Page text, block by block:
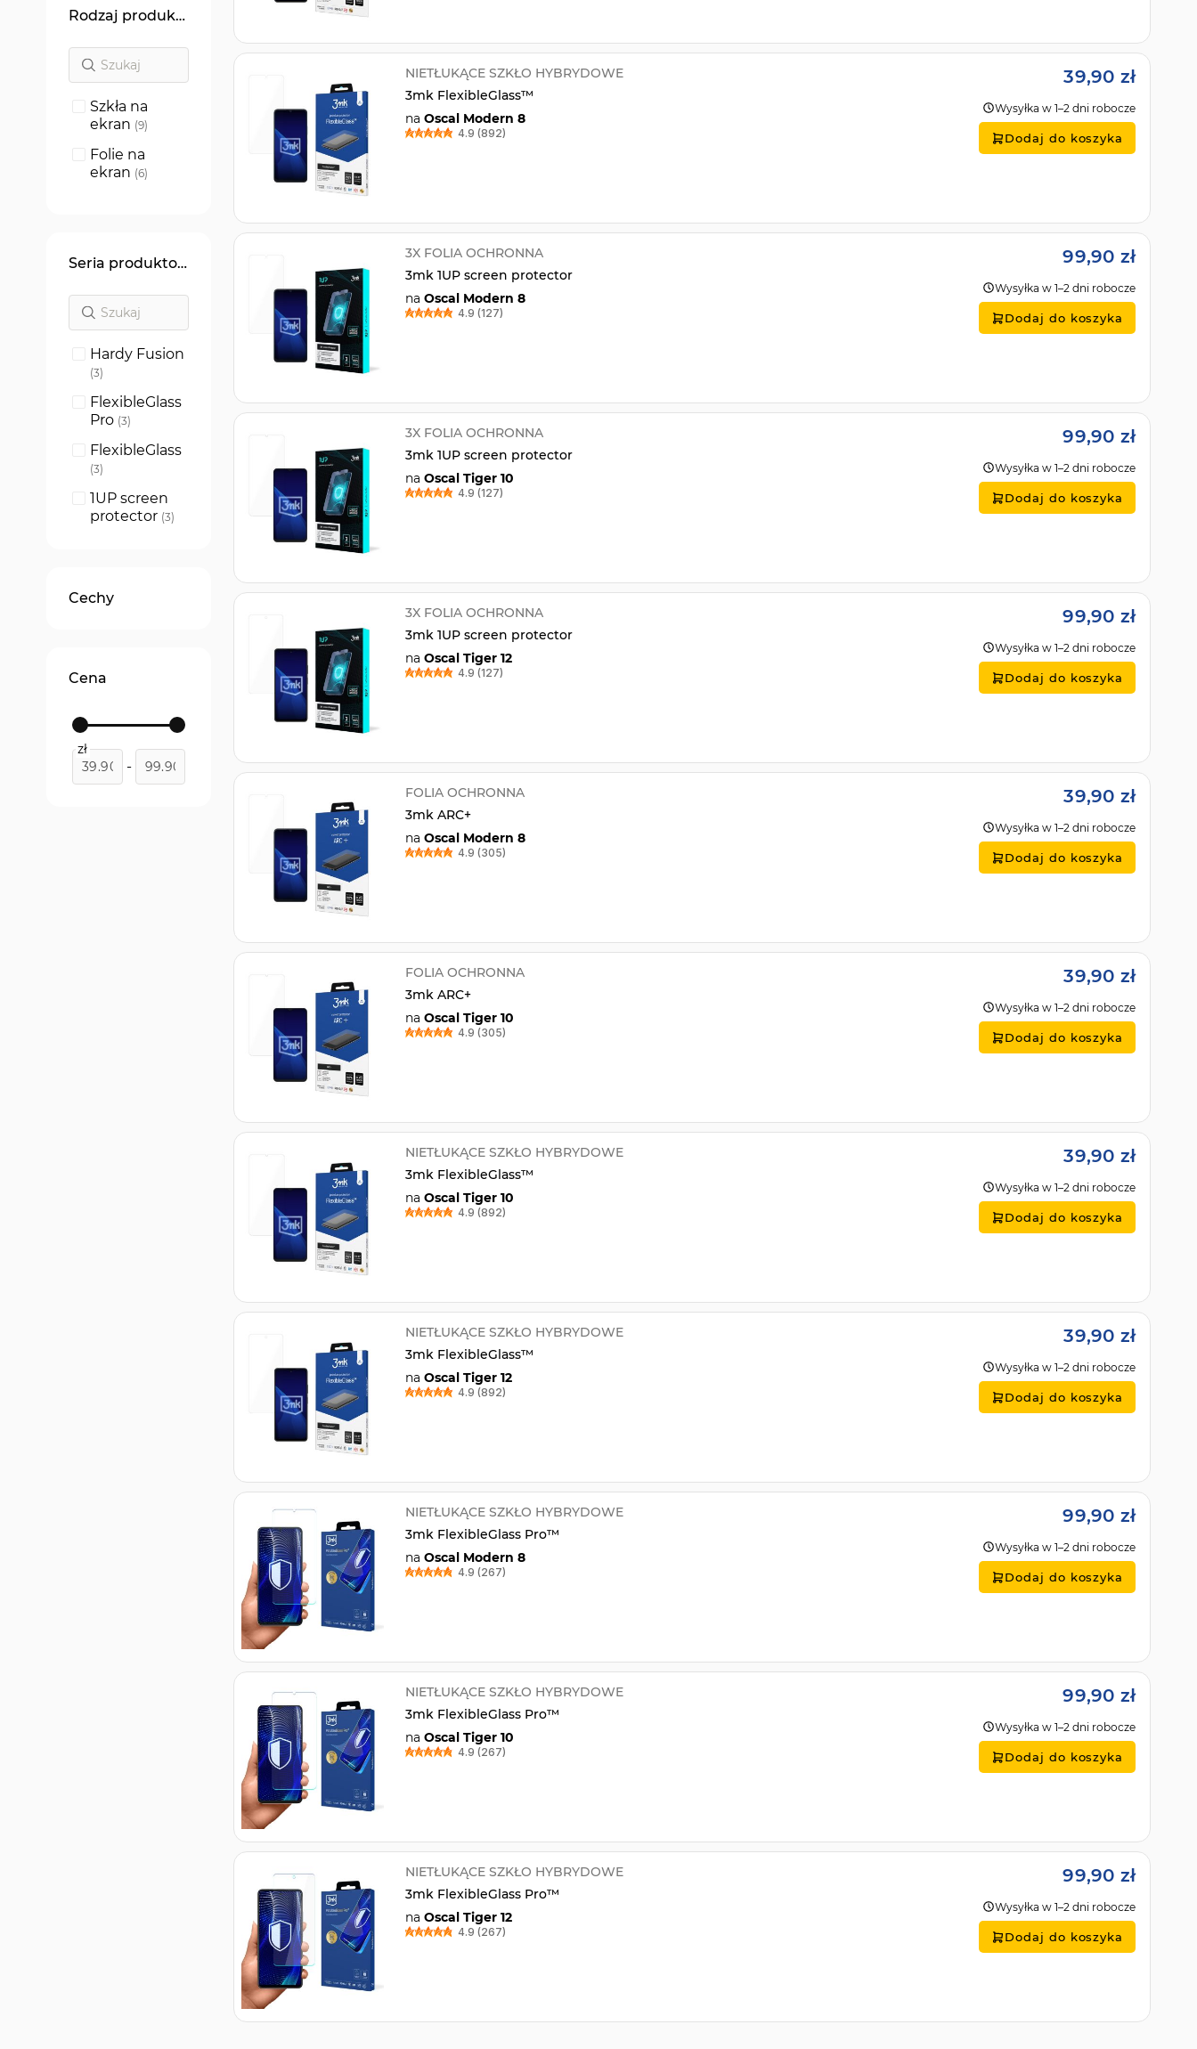
NIETŁUKĄCE SZKŁO HYBRYDOWE
3mk FlexibleGlass™
na Oscal Modern 8
4.9 (892)
39,90 zł
Wysyłka w 1–2 dni robocze
Dodaj do koszyka
3X FOLIA OCHRONNA
3mk 1UP screen protector
na Oscal Modern 8
4.9 (127)
99,90 zł
Wysyłka w 1–2 dni robocze
Dodaj do koszyka
3X FOLIA OCHRONNA
3mk 1UP screen protector
na Oscal Tiger 10
4.9 (127)
99,90 zł
Wysyłka w 1–2 dni robocze
Dodaj do koszyka
3X FOLIA OCHRONNA
3mk 1UP screen protector
na Oscal Tiger 12
4.9 (127)
99,90 zł
Wysyłka w 1–2 dni robocze
Dodaj do koszyka
FOLIA OCHRONNA
3mk ARC+
na Oscal Modern 8
4.9 (305)
39,90 zł
Wysyłka w 1–2 dni robocze
Dodaj do koszyka
FOLIA OCHRONNA
3mk ARC+
na Oscal Tiger 10
4.9 (305)
39,90 zł
Wysyłka w 1–2 dni robocze
Dodaj do koszyka
NIETŁUKĄCE SZKŁO HYBRYDOWE
3mk FlexibleGlass™
na Oscal Tiger 10
4.9 (892)
39,90 zł
Wysyłka w 1–2 dni robocze
Dodaj do koszyka
NIETŁUKĄCE SZKŁO HYBRYDOWE
3mk FlexibleGlass™
na Oscal Tiger 12
4.9 (892)
39,90 zł
Wysyłka w 1–2 dni robocze
Dodaj do koszyka
NIETŁUKĄCE SZKŁO HYBRYDOWE
3mk FlexibleGlass Pro™
na Oscal Modern 8
4.9 (267)
99,90 zł
Wysyłka w 1–2 dni robocze
Dodaj do koszyka
NIETŁUKĄCE SZKŁO HYBRYDOWE
3mk FlexibleGlass Pro™
na Oscal Tiger 10
4.9 (267)
99,90 zł
Wysyłka w 1–2 dni robocze
Dodaj do koszyka
NIETŁUKĄCE SZKŁO HYBRYDOWE
3mk FlexibleGlass Pro™
na Oscal Tiger 12
4.9 (267)
99,90 zł
Wysyłka w 1–2 dni robocze
Dodaj do koszyka
Rodzaj produktu
Szkła na
ekran 9
produkty
Folie na
ekran 6
produkty
Seria produktowa
Hardy Fusion
3
produkty
FlexibleGlass
Pro 3
produkty
FlexibleGlass
3
produkty
1UP screen
protector 3
produkty
Cechy
Cena
zł
-